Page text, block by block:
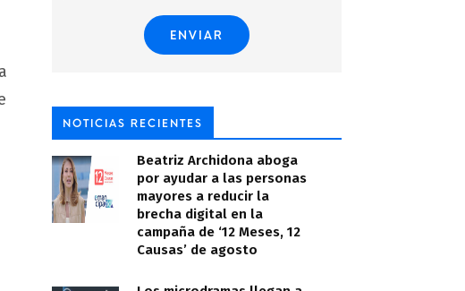
NOTICIAS RECIENTES
Beatriz Archidona aboga
por ayudar a las personas
mayores a reducir la
brecha digital en la
campaña de ‘12 Meses, 12
Causas’ de agosto